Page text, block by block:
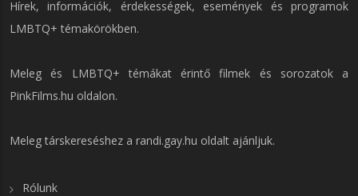
Hírek, információk, érdekességek, események és programok
LMBTQ+ témakörökben.
Meleg és LMBTQ+ témákat érintő filmek és sorozatok a
PinkFilms.hu oldalon.
Meleg társkereséshez a randi.gay.hu oldalt ajánljuk.
Rólunk